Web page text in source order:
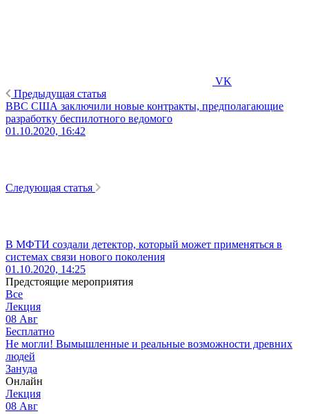
VK
Предыдущая статья
ВВС США заключили новые контракты, предполагающие
разработку беспилотного ведомого
01.10.2020, 16:42
Следующая статья
В МФТИ создали детектор, который может применяться в
системах связи нового поколения
01.10.2020, 14:25
Предстоящие мероприятия
Все
Лекция
08 Авг
Бесплатно
Не могли! Вымышленные и реальные возможности древних
людей
Зануда
Онлайн
Лекция
08 Авг